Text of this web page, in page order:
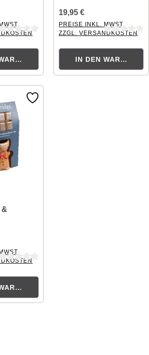
19,95 €
PREISE INKL. MWST.
ZZGL. VERSANDKOSTEN
IN DEN
&